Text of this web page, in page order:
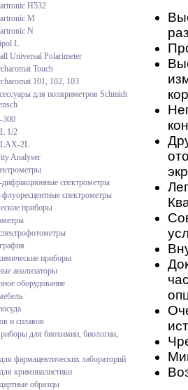
H532
M
N
L
Universal Polarimeter
Touch
101, 102, 103
для поляриметров Schmidt
300
1/2
2L
Analyser
дифракционные спектрометры
флуоресцентные спектрометры
приборы
приборы
анализаторы
оборудование
и сплавов
для биохимии, биологии,
фармацевтических лабораторий
криминалистики
образцы